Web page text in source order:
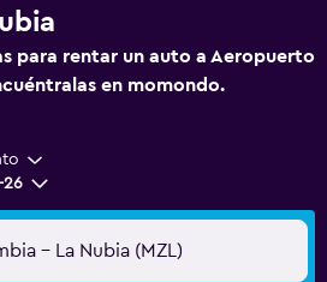
para rentar un auto a Aeropuerto
en momondo.
- La Nubia (MZL)